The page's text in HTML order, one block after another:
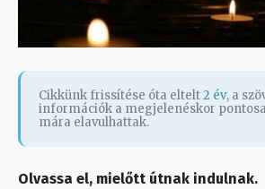
Cikkünk frissítése óta eltelt2 év, a
információk a megjelenéskor
mára elavulhattak.
Olvassa el, mielőtt útnak indulnak.